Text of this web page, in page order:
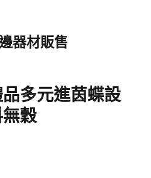
器材販售
多元進茵蝶設
穀